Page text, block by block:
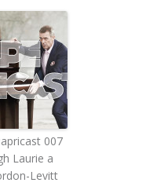
007
Laurie a
Levitt